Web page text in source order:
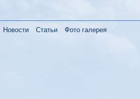
Новости Статьи Фото галерея